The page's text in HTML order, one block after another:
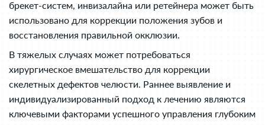
брекет-систем, инвизалайна или ретейнера может быть
использовано для коррекции положения зубов и
восстановления правильной окклюзии.
В тяжелых случаях может потребоваться
хирургическое вмешательство для коррекции
скелетных дефектов челюсти. Раннее выявление и
индивидуализированный подход к лечению являются
ключевыми факторами успешного управления глубоким